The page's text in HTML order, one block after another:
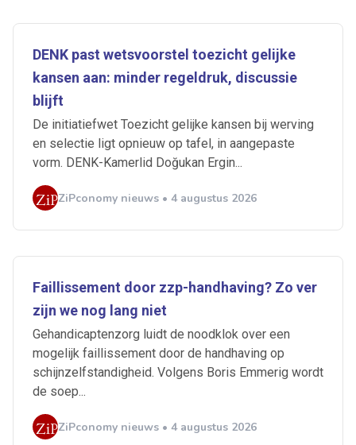
DENK past wetsvoorstel toezicht gelijke
kansen aan: minder regeldruk, discussie
blijft
De initiatiefwet Toezicht gelijke kansen bij werving
en selectie ligt opnieuw op tafel, in aangepaste
vorm. DENK-Kamerlid Doğukan Ergin...
ZiPconomy nieuws • 4 augustus 2026
Faillissement door zzp-handhaving? Zo ver
zijn we nog lang niet
Gehandicaptenzorg luidt de noodklok over een
mogelijk faillissement door de handhaving op
schijnzelfstandigheid. Volgens Boris Emmerig wordt
de soep...
ZiPconomy nieuws • 4 augustus 2026
Ontvang vacatures direct in
je mailbox